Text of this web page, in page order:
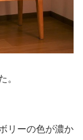
。
リーの色が濃か